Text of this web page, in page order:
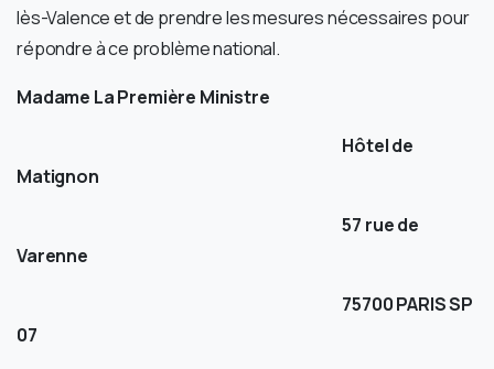
lès-Valence et de prendre les mesures nécessaires pour
répondre à ce problème national.
Madame La Première Ministre
Hôtel de
Matignon
57 rue de
Varenne
75700 PARIS SP
07